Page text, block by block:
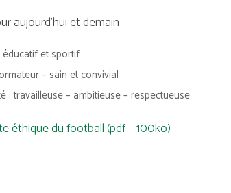
aujourd’hui et demain :
et sportif
– sain et convivial
: travailleuse – ambitieuse – respectueuse
éthique du football (pdf – 100ko)